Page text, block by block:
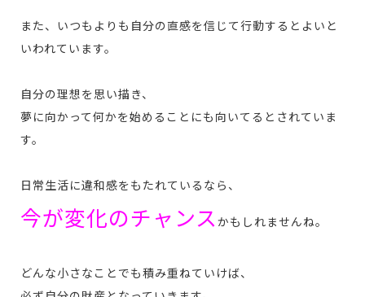
また、いつもよりも自分の直感を信じて行動するとよいと
いわれています。
自分の理想を思い描き、
夢に向かって何かを始めることにも向いてるとされていま
す。
日常生活に違和感をもたれているなら、
今が変化のチャンス かもしれませんね。
どんな小さなことでも積み重ねていけば、